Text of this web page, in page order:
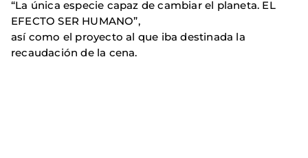
“La única especie capaz de cambiar el planeta. EL
EFECTO SER HUMANO”,
así como el proyecto al que iba destinada la
recaudación de la cena.